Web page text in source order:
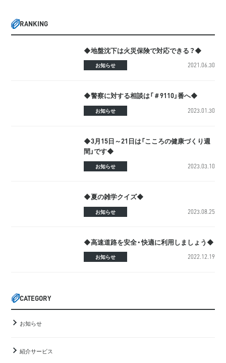
RANKING
◆地盤沈下は火災保険で対応できる？◆
お知らせ 2021.06.30
◆警察に対する相談は「＃9110」番へ◆
お知らせ 2023.01.30
◆3月15日～21日は「こころの健康づくり週
間」です◆
お知らせ 2023.03.10
◆夏の雑学クイズ◆
お知らせ 2023.08.25
◆高速道路を安全・快適に利用しましょう◆
お知らせ 2022.12.19
CATEGORY
お知らせ
紹介サービス